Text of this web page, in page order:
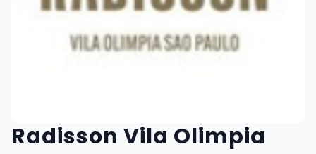
Radisson Vila Olimpia